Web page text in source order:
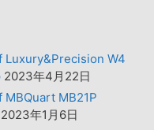
Luxury&Precision W4
2023年4月22日
MB21P
2023年1月6日